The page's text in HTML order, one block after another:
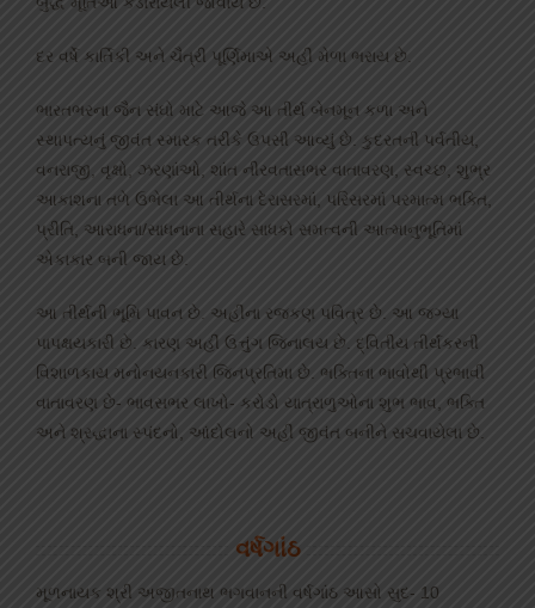
દર વર્ષે કાર્તિકી અને ચૈત્રી પૂર્ણિમાએ અહીં મેળા ભરાય છે.
ભારતભરના જૈન સંઘો માટે આજે આ તીર્થ બેનમૂન કળા અને
સ્થાપત્યનું જીવંત સ્મારક તરીકે ઉપસી આવ્યું છે. કુદરતની પર્વતીય,
વનરાજી, વૃક્ષો, ઝરણાંઓ, શાંત નીરવતાસભર વાતાવરણ, સ્વચ્છ, શુભ્ર
આકાશના તળે ઉભેલા આ તીર્થના દેરાસરમાં, પરિસરમાં પરમાત્મ ભક્તિ,
પ્રીતિ, આરાધના/સાધનાના સહારે સાધકો સમત્વની આત્માનુભૂતિમાં
એકાકાર બની જાય છે.
આ તીર્થની ભૂમિ પાવન છે. અહીંના રજકણ પવિત્ર છે. આ જગ્યા
પાપક્ષયકારી છે. કારણ અહીં ઉત્તુંગ જિનાલય છે. દ્વિતીય તીર્થંકરની
વિશાળકાય મનોનયનકારી જિનપ્રતિમા છે. ભક્તિના ભાવોથી પ્રભાવી
વાતાવરણ છે- ભાવસભર લાખો- કરોડો યાત્રાળુઓના શુભ ભાવ, ભક્તિ
અને શ્રદ્ધાના સ્પંદનો, આંદોલનો અહીં જીવંત બનીને સચવાયેલા છે.
વર્ષગાંઠ
મૂળનાયક શ્રી અજીતનાથ ભગવાનની વર્ષગાંઠ આસો સુદ- 10